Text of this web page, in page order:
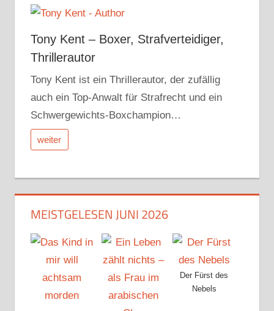
Tony Kent – Boxer, Strafverteidiger,
Thrillerautor
Tony Kent ist ein Thrillerautor, der zufällig
auch ein Top-Anwalt für Strafrecht und ein
Schwergewichts-Boxchampion…
weiter
MEISTGELESEN JUNI 2026
Der Fürst des
Nebels